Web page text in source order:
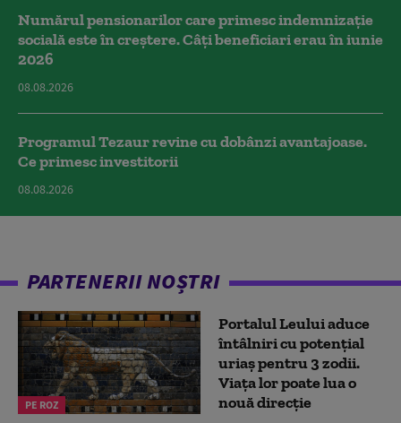
Numărul pensionarilor care primesc indemnizaţie
socială este în creștere. Câți beneficiari erau în iunie
2026
08.08.2026
Programul Tezaur revine cu dobânzi avantajoase.
Ce primesc investitorii
08.08.2026
PARTENERII NOȘTRI
PE ROZ
Portalul Leului aduce
întâlniri cu potențial
uriaș pentru 3 zodii.
Viața lor poate lua o
nouă direcție